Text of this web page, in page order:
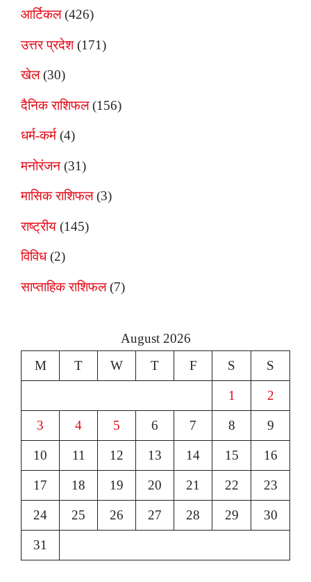
आर्टिकल(426)
उत्तर प्रदेश(171)
खेल(30)
दैनिक राशिफल(156)
धर्म-कर्म (4)
मनोरंजन (31)
मासिक राशिफल(3)
राष्ट्रीय (145)
विविध(2)
साप्ताहिक राशिफल(7)
August 2026
M
T W T F S S
1 2
3 4 5 6 7 8 9
10 11 12 13 14 15 16
17 18 19 20 21 22 23
24 25 26 27 28 29 30
31